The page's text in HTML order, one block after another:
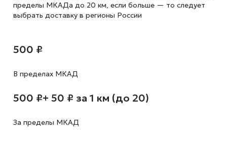
пределы МКАДа до 20 км, если больше — то следует
выбрать доставку в регионы России
500 ₽
В пределах МКАД
500 ₽+ 50 ₽ за 1 км (до 20)
За пределы МКАД